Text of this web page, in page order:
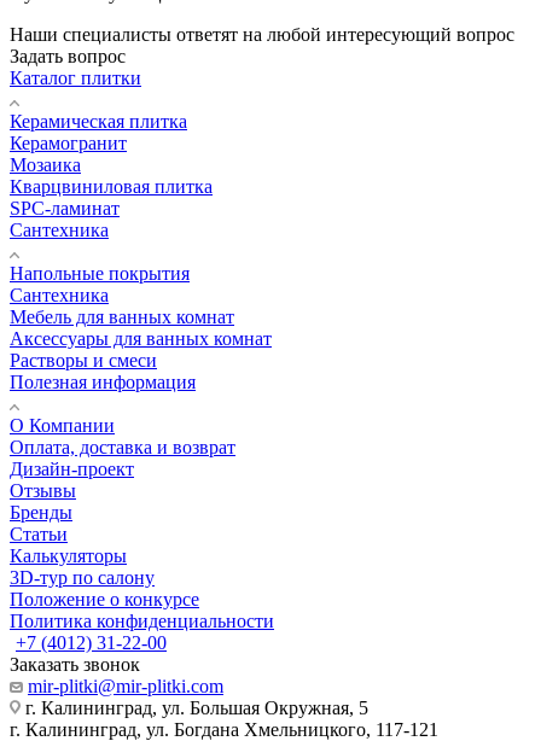
Наши специалисты ответят на любой интересующий вопрос
Задать вопрос
Каталог плитки
Керамическая плитка
Керамогранит
Мозаика
Кварцвиниловая плитка
SPC-ламинат
Сантехника
Напольные покрытия
Сантехника
Мебель для ванных комнат
Аксессуары для ванных комнат
Растворы и смеси
Полезная информация
О Компании
Оплата, доставка и возврат
Дизайн-проект
Отзывы
Бренды
Статьи
Калькуляторы
3D-тур по салону
Положение о конкурсе
Политика конфиденциальности
+7 (4012) 31-22-00
Заказать звонок
mir-plitki@mir-plitki.com
г. Калининград, ул. Большая Окружная, 5
г. Калининград, ул. Богдана Хмельницкого, 117-121